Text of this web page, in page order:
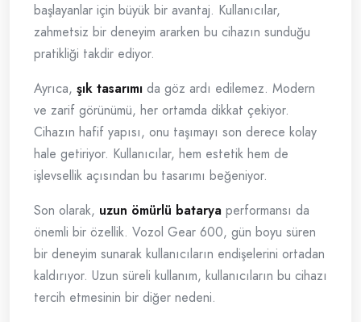
başlayanlar için büyük bir avantaj. Kullanıcılar,
zahmetsiz bir deneyim ararken bu cihazın sunduğu
pratikliği takdir ediyor.
Ayrıca, şık tasarımı da göz ardı edilemez. Modern
ve zarif görünümü, her ortamda dikkat çekiyor.
Cihazın hafif yapısı, onu taşımayı son derece kolay
hale getiriyor. Kullanıcılar, hem estetik hem de
işlevsellik açısından bu tasarımı beğeniyor.
Son olarak, uzun ömürlü batarya performansı da
önemli bir özellik. Vozol Gear 600, gün boyu süren
bir deneyim sunarak kullanıcıların endişelerini ortadan
kaldırıyor. Uzun süreli kullanım, kullanıcıların bu cihazı
tercih etmesinin bir diğer nedeni.